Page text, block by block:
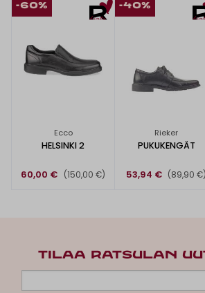
-60%
Ecco
HELSINKI 2
60,00 € (150,00 €)
-40%
Rieker
PUKUKENGÄT
53,94 € (89,90 €)
TILAA RATSULAN